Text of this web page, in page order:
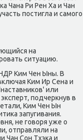
Чана Ри Рен Ха и Чан
постигла и самого
на
ситуацию.
Ким Чен Ыны. В
Ким Ир Сена и
или
подчеркнув в
Ким Чен Ын
запугивания.
не говοря уже о
отправляли на
Чан Сон Тхэка и